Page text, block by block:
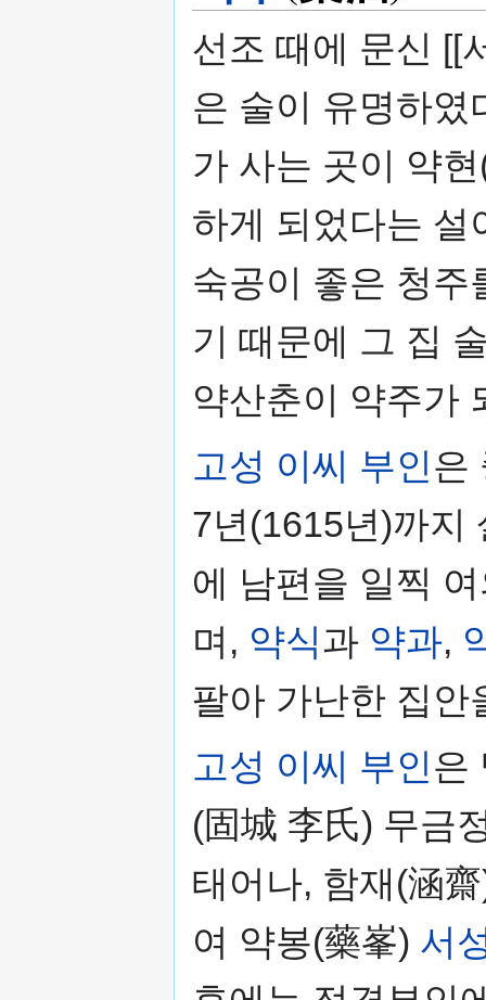
선조 때에 문신 [[
은 술이 유명하였
가 사는 곳이 약
하게 되었다는 설
숙공이 좋은 청주
기 때문에 그 집
약산춘이 약주가
고성 이씨 부인은
7년(1615년)까지
에 남편을 일찍
며, 약식과 약과,
팔아 가난한 집안
고성 이씨 부인은
(固城 李氏) 무금
태어나, 함재(涵
여 약봉(藥峯) 서